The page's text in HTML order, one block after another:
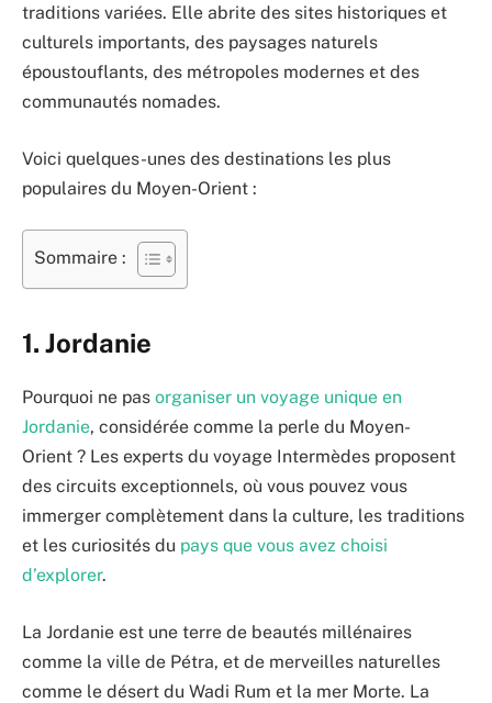
traditions variées. Elle abrite des sites historiques et
culturels importants, des paysages naturels
époustouflants, des métropoles modernes et des
communautés nomades.
Voici quelques-unes des destinations les plus
populaires du Moyen-Orient :
Sommaire :
1. Jordanie
Pourquoi ne pas organiser un voyage unique en
Jordanie, considérée comme la perle du Moyen-
Orient ? Les experts du voyage Intermèdes proposent
des circuits exceptionnels, où vous pouvez vous
immerger complètement dans la culture, les traditions
et les curiosités du pays que vous avez choisi
d’explorer.
La Jordanie est une terre de beautés millénaires
comme la ville de Pétra, et de merveilles naturelles
comme le désert du Wadi Rum et la mer Morte. La